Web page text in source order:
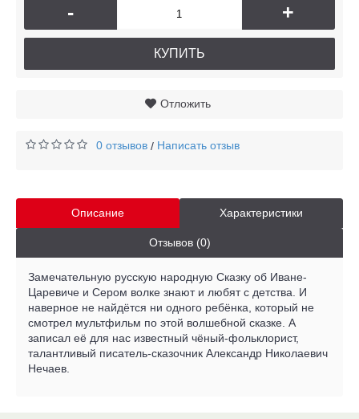
- +
КУПИТЬ
Отложить
0 отзывов / Написать отзыв
Описание Характеристики
Отзывов (0)
Замечательную русскую народную Сказку об Иване-
Царевиче и Сером волке знают и любят с детства. И
наверное не найдётся ни одного ребёнка, который не
смотрел мультфильм по этой волшебной сказке. А
записал её для нас известный чёный-фольклорист,
талантливый писатель-сказочник Александр Николаевич
Нечаев.